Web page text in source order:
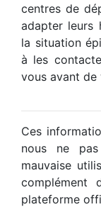
centres de
adapter leurs
la situation
à les
vous avant de
Ces
nous ne pas
mauvaise
complément
plateforme